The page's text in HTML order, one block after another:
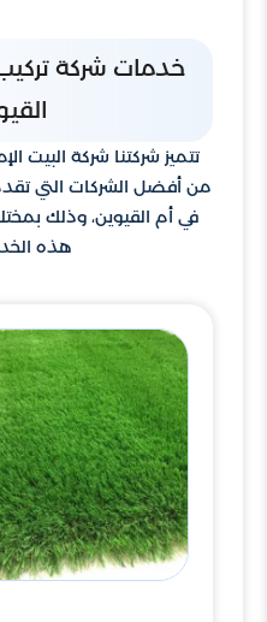
خدمات شركة
تتميز شركتنا شركة البيت
من أفضل الشركات التي
في أم القيوين، وذلك
هذه